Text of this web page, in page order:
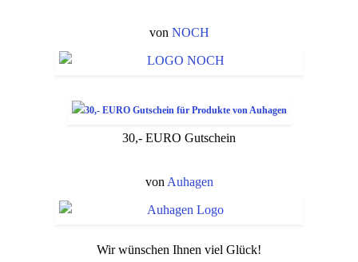
von NOCH
30,- EURO Gutschein
von Auhagen
Wir wünschen Ihnen viel Glück!